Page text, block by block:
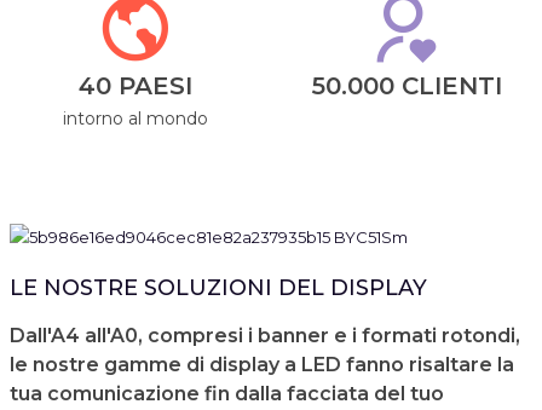
40 PAESI
intorno al mondo
50.000 CLIENTI
LE NOSTRE SOLUZIONI DEL DISPLAY
Dall'A4 all'A0, compresi i banner e i formati rotondi,
le nostre gamme di display a LED fanno risaltare la
tua comunicazione fin dalla facciata del tuo